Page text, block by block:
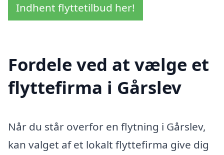
Indhent flyttetilbud her!
Fordele ved at vælge et
flyttefirma i Gårslev
Når du står overfor en flytning i Gårslev,
kan valget af et lokalt flyttefirma give dig